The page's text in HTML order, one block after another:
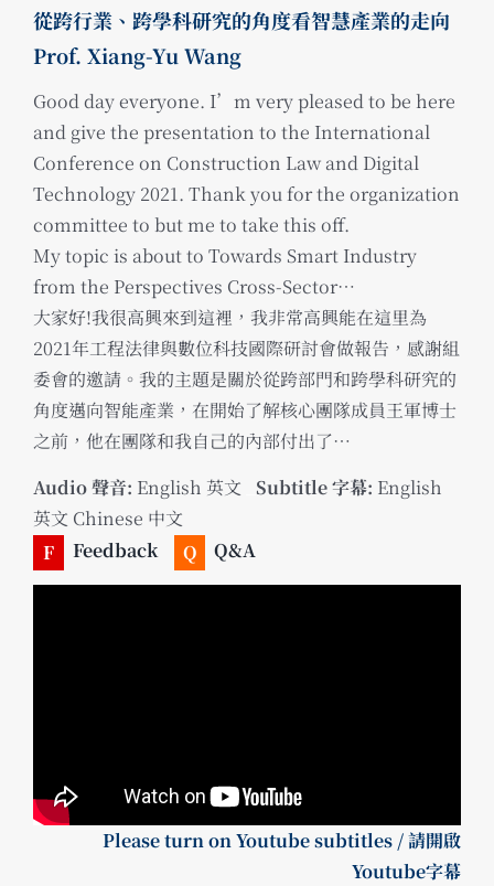
從跨行業、跨學科研究的角度看智慧產業的走向
Prof. Xiang-Yu Wang
Good day everyone. I’m very pleased to be here
and give the presentation to the International
Conference on Construction Law and Digital
Technology 2021. Thank you for the organization
committee to but me to take this off.
My topic is about to Towards Smart Industry
from the Perspectives Cross-Sector…
大家好!我很高興來到這裡，我非常高興能在這里為
2021年工程法律與數位科技國際研討會做報告，感謝組
委會的邀請。我的主題是關於從跨部門和跨學科研究的
角度邁向智能產業，在開始了解核心團隊成員王軍博士
之前，他在團隊和我自己的內部付出了…
Audio 聲音: English 英文 Subtitle 字幕: English
英文 Chinese 中文
F
Feedback Q Q&A
Please turn on Youtube subtitles / 請開啟
Youtube字幕